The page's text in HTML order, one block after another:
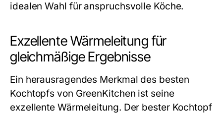
idealen Wahl für anspruchsvolle Köche.
Exzellente Wärmeleitung für
gleichmäßige Ergebnisse
Ein herausragendes Merkmal des besten
Kochtopfs von GreenKitchen ist seine
exzellente Wärmeleitung. Der bester Kochtopf